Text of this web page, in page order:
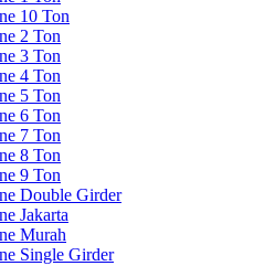
10 Ton
2 Ton
3 Ton
4 Ton
5 Ton
6 Ton
7 Ton
8 Ton
9 Ton
Double Girder
Jakarta
Murah
Single Girder